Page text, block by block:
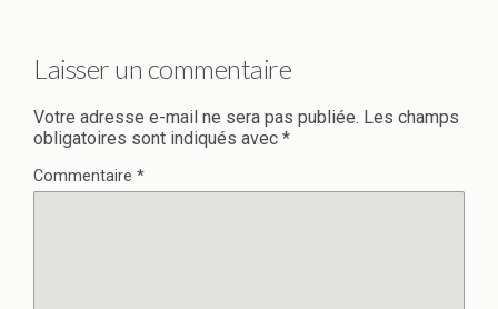
Laisser un commentaire
Votre adresse e-mail ne sera pas publiée. Les champs
obligatoires sont indiqués avec *
Commentaire *